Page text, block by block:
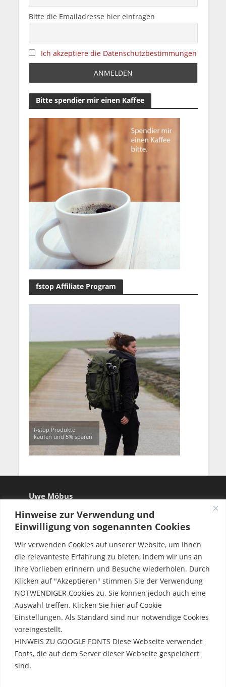
Hinweise zur Verwendung und
Einwilligung von sogenannten Cookies
Wir verwenden Cookies auf unserer Website, um Ihnen
die relevanteste Erfahrung zu bieten, indem wir uns an
Ihre Vorlieben erinnern und Besuche wiederholen. Durch
Klicken auf "Akzeptieren" stimmen Sie der Verwendung
NOTWENDIGER Cookies zu. Sie können jedoch auch eine
Auswahl treffen. Klicken Sie hier auf Cookie
Einstellungen. Als Standard sind nur notwendige Cookies
voreingestellt.
HINWEIS ZU GOOGLE FONTS Diese Webseite verwendet
Fonts, die auf dem Server dieser Webseite gespeichert
sind.
fstop Affiliate Program
f-stop Produkte
kaufen und 5% sparen
Uwe Möbus
Impressum
Copyright © 2026. Created by Meks. Powered by
WordPress